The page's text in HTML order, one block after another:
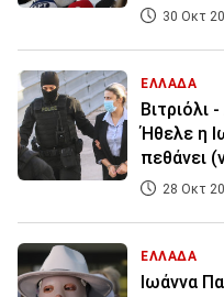
30 Οκτ
ΕΛΛΑΔΑ
Βιτριόλι
Ήθελε η
πεθάνει
28 Οκτ
ΕΛΛΑΔΑ
Ιωάννα